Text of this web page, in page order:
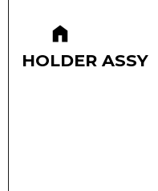
HOLDER ASSY